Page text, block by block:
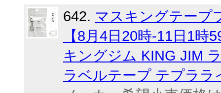
642. マスキングテープ
【8月4日20時-11日1
キングジム KING JIM
ラベルテープ テプララ